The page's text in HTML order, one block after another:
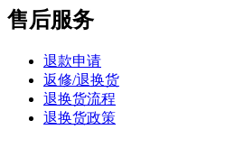
售后服务
退款申请
返修/退换货
退换货流程
退换货政策